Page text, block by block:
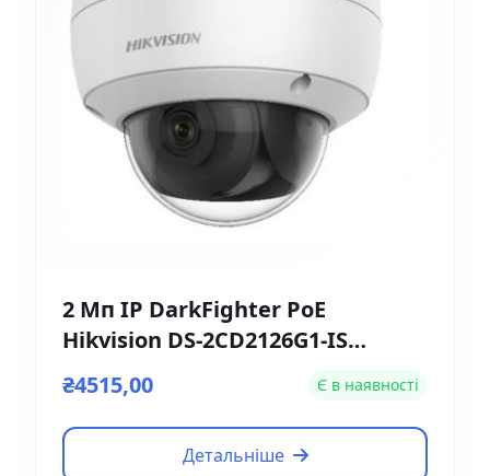
2 Мп IP DarkFighter PoE
Hikvision DS-2CD2126G1-IS
(2.8мм)
₴4515,00 Є в наявності
Детальніше